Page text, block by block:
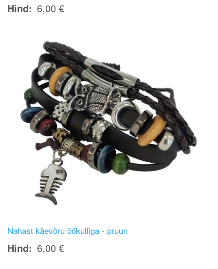
Hind 6,00 €
Nahast käevõru öökulliga - pruun
Hind 6,00 €